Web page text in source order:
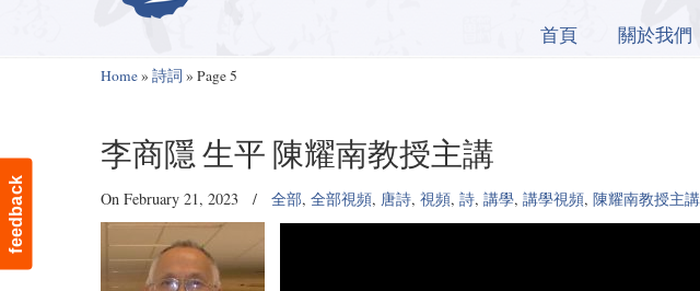
feedback
首頁 關於我們
Navigation
Home» 詩詞 » Page 5
李商隱 生平 陳耀南教授主講
On February 21, 2023 / 全部, 全部視頻, 唐詩, 視頻, 詩, 講學, 講學視頻, 陳耀南教授主